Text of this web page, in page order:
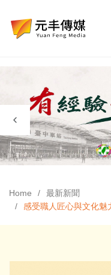
Home
最新新聞
感受職人匠心與文化魅